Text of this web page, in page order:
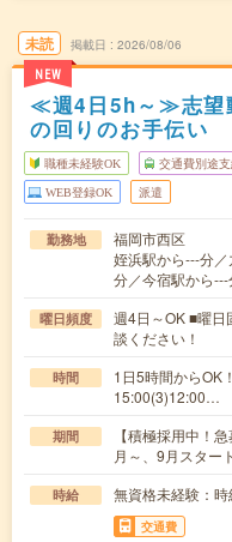
未読
NEW
掲載日 2026/08/06
≪週4日5h～≫志望
の回りのお手伝い
職種未経験OK 交通費別途支
WEB登録OK 派遣
勤務地
福岡市西区
姪浜駅から---分
分／今宿駅から
曜日頻度
週4日～OK ■曜日
談ください！
時間
1日5時間からOK
15:00(3)12:00…
期間
【積極採用中！
月～、9月スター
時給 無資格未経験：
交通費